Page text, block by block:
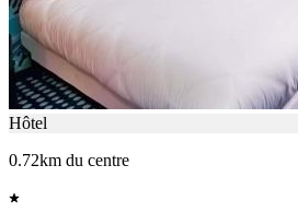
Hôtel
0.72km du centre